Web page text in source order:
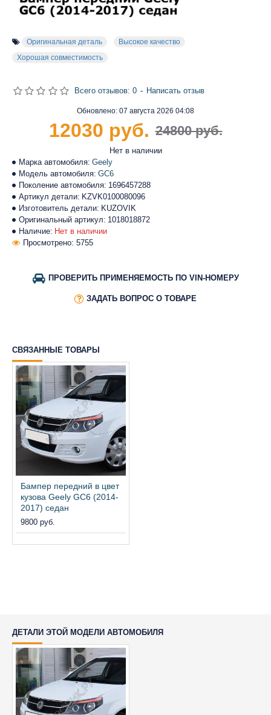
Оригинальная деталь
Высокое качество
Хорошая совместимость
Наличие: Нет в наличии
Марка автомобиля: Geely
Модель автомобиля: GC6
Поколение автомобиля: 1696457288
Артикул детали: KZVK0100080096
Изготовитель детали: KUZOVIK
Оригинальный артикул: 1018018872
Просмотрено: 5755
Обновлено: 07 августа 2026 04:08
Нет в наличии
Всего отзывов: 0 - Написать отзыв
24800 руб.
12030 руб.
ПРОВЕРИТЬ ПРИМЕНЯЕМОСТЬ ПО VIN-НОМЕРУ
ЗАДАТЬ ВОПРОС О ТОВАРЕ
СВЯЗАННЫЕ ТОВАРЫ
Бампер передний в цвет
кузова Geely GC6 (2014-
2017) седан
9800 руб.
ДЕТАЛИ ЭТОЙ МОДЕЛИ АВТОМОБИЛЯ